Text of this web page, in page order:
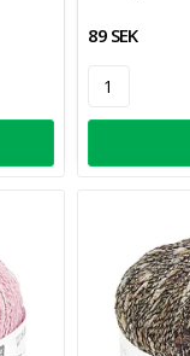
89 SEK